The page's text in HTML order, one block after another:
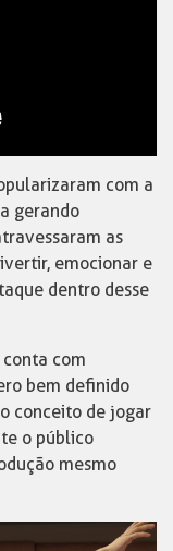
com a
gerando
as
emocionar e
dentro desse
com
bem definido
conceito de jogar
o público
mesmo